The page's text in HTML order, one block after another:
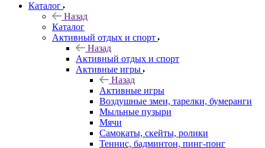
Каталог
Назад
Каталог
Активный отдых и спорт
Назад
Активный отдых и спорт
Активные игры
Назад
Активные игры
Воздушные змеи, тарелки, бумеранги
Мыльные пузыри
Мячи
Самокаты, скейты, ролики
Теннис, бадминтон, пинг-понг